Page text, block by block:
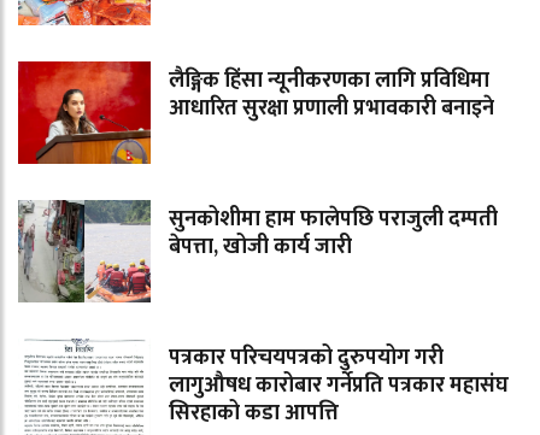
लैङ्गिक हिंसा न्यूनीकरणका लागि प्रविधिमा
आधारित सुरक्षा प्रणाली प्रभावकारी बनाइने
सुनकोशीमा हाम फालेपछि पराजुली दम्पती
बेपत्ता, खोजी कार्य जारी
पत्रकार परिचयपत्रको दुरुपयोग गरी
लागुऔषध कारोबार गर्नेप्रति पत्रकार महासंघ
सिरहाको कडा आपत्ति